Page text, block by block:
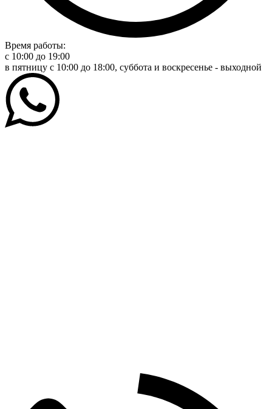
Время работы:
c 10:00 до 19:00
в пятницу с 10:00 до 18:00, суббота и воскресенье - выходной